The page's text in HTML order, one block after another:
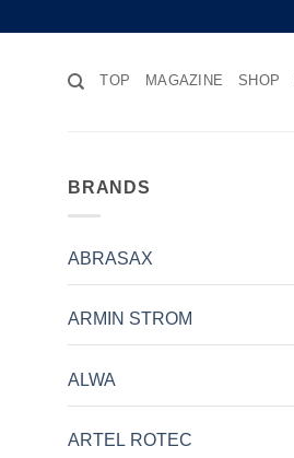
to
TOP MAGAZINE SHOP
BRANDS
ABRASAX
ARMIN STROM
ALWA
ARTEL ROTEC